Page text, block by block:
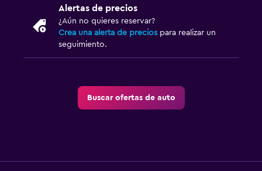
Alertas de precios
¿Aún no quieres reservar?
Crea una alerta de precios para realizar un
seguimiento.
Buscar ofertas de auto